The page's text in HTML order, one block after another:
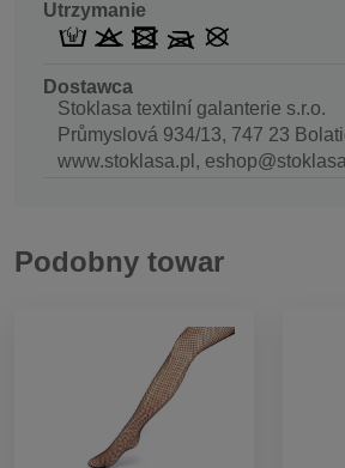
Utrzymanie
Dostawca
Stoklasa textilní galanterie s.r.o.
Průmyslová 934/13, 747 23
www.stoklasa.pl,
Podobny towar